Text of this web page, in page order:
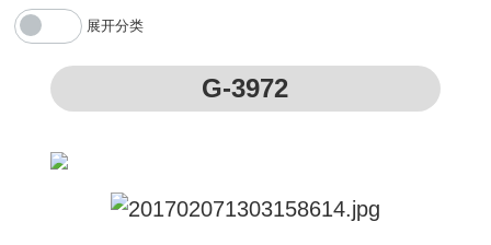
展开分类
G-3972